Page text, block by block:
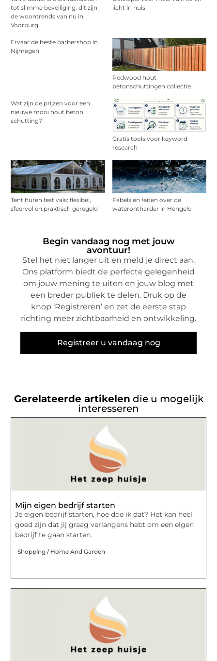
tot slimme beveiliging: dit zijn
de woontrends van nu in
Voorburg
licht in huis
Ervaar de beste barbershop in
Nijmegen
Redwood hout
betonschuttingen collectie
Wat zijn de prijzen voor een
nieuwe mooi hout beton
schutting?
Gratis tools voor keyword
research
Tent huren festivals: flexibel,
sfeervol en praktisch geregeld
Fabels en feiten over de
waterontharder in Hengelo
Begin vandaag nog met jouw
avontuur!
Stel het niet langer uit en meld je direct aan.
Ons platform biedt de perfecte gelegenheid
om jouw mening te uiten en jouw blog met
een breder publiek te delen. Druk op de
knop ‘Registreren’ en zet de eerste stap
richting meer zichtbaarheid en ontwikkeling.
Registreer u vandaag nog
Gerelateerde artikelen die u mogelijk
interesseren
Mijn eigen bedrijf starten
Je eigen bedrijf starten, hoe doe ik dat? Het kan heel
goed zijn dat jij graag verlangens hebt om een eigen
bedrijf te gaan starten.
Shopping / Home And Garden